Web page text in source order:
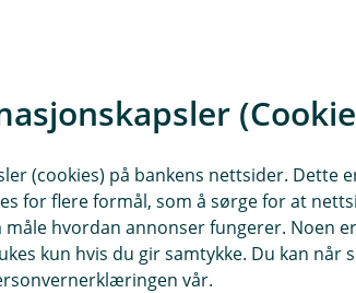
både for fotgjengere og bilister,
avstand ifølge tall fra
til å reagere når de ser deg.
sikten til bare 25 meter og
mye tid til å bremse.
ulykker.
(cookies) på bankens nettsider. Dette
for flere formål, som å sørge for at
måle hvordan annonser fungerer. Noen
kun hvis du gir samtykke. Du kan når
vår.